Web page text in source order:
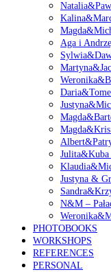
Aga i
Julita&Kuba
Justyna &
N&M –
PHOTOBOOKS
WORKSHOPS
REFERENCES
PERSONAL